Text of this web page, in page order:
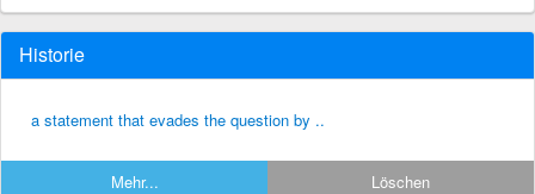
Historie
a statement that evades the question by ..
Mehr... Löschen